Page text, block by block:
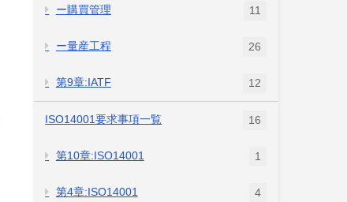
ー購買管理 11
ー量産工程 26
第9章:IATF 12
ISO14001要求事項一覧 16
第10章:ISO14001 1
第4章:ISO14001 4